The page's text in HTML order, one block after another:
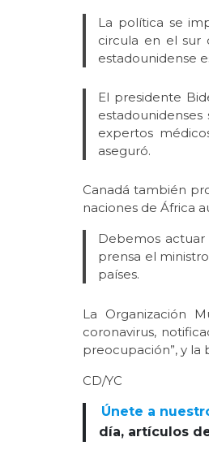
La política se
circula en el sur
estadounidense
El presidente
expertos
aseguró.
Canadá también
naciones de África
Debemos
prensa el
países.
La Organización
coronavirus,
preocupación”, y la
CD/YC
Únete a
día, artículos